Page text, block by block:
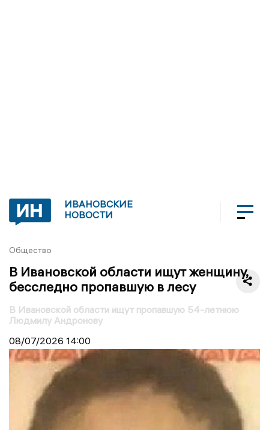
ИВАНОВСКИЕ
НОВОСТИ
Общество
В Ивановской области ищут женщину,
бесследно пропавшую в лесу
В Ивановской области ищут пропавшую 54-летнюю
Людмилу Андронову
08/07/2026 14:00